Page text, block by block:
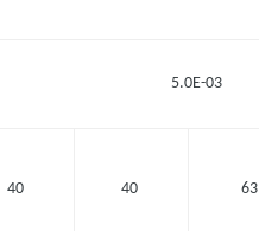
5.0E-03
40 40 63